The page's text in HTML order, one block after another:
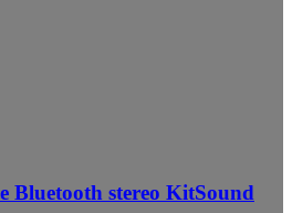
Bluetooth stereo KitSound